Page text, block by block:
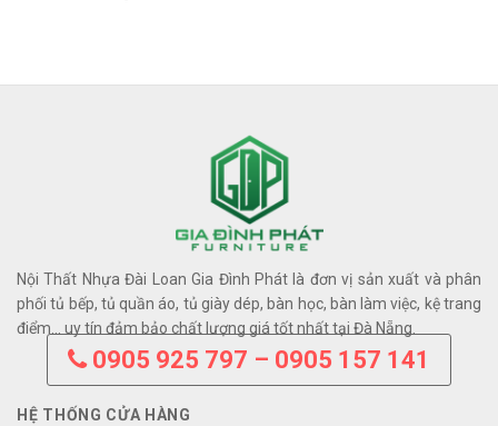
Nội Thất Nhựa Đài Loan Gia Đình Phát là đơn vị sản xuất và phân
phối tủ bếp, tủ quần áo, tủ giày dép, bàn học, bàn làm việc, kệ trang
điểm… uy tín đảm bảo chất lượng giá tốt nhất tại Đà Nẵng.
0905 925 797 – 0905 157 141
HỆ THỐNG CỬA HÀNG